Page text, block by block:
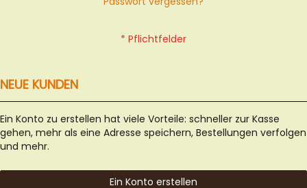
NEUE KUNDEN
Ein Konto zu erstellen hat viele Vorteile: schneller zur Kasse
gehen, mehr als eine Adresse speichern, Bestellungen verfolgen
und mehr.
Ein Konto erstellen